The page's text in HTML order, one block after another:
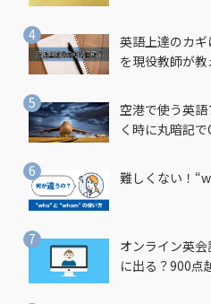
英語上達のカ
を現役教師が教
空港で使う英
く時に丸暗記で
難しくない！
オンライン英
に出る？900点